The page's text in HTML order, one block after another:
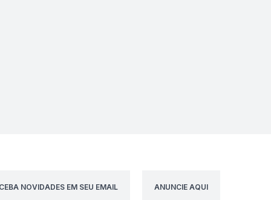
NOVIDADES EM SEU EMAIL ANUNCIE AQUI